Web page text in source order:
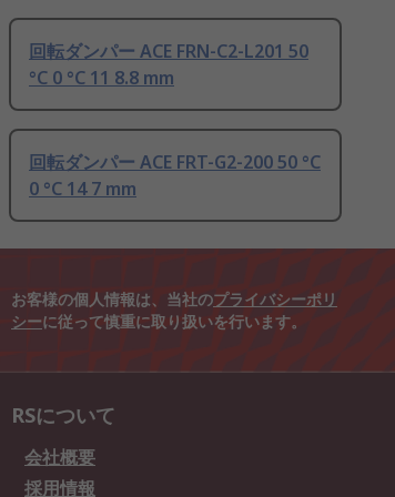
回転ダンパー ACE FRN-C2-L201 50
°C 0 °C 11 8.8 mm
回転ダンパー ACE FRT-G2-200 50 °C
0 °C 14 7 mm
お客様の個人情報は、当社のプライバシーポリ
シーに従って慎重に取り扱いを行います。
RSについて
会社概要
採用情報